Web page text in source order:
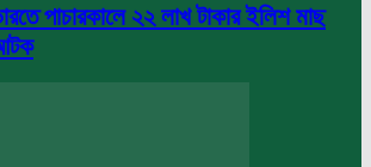
পাচারকালে ২২ লাখ টাকার ইলিশ মাছ